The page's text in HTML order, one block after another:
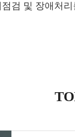
검 및 장애처